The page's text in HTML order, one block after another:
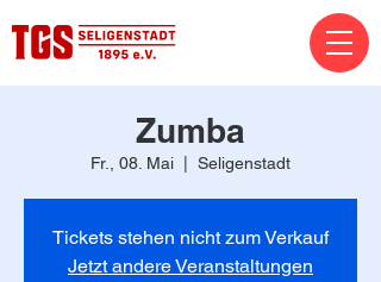
Zumba
Fr., 08. Mai Seligenstadt
Tickets stehen nicht zum Verkauf
Jetzt andere Veranstaltungen